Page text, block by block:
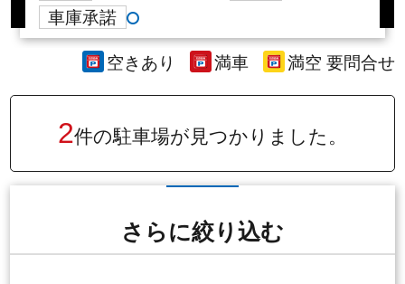
車庫承諾
空きあり 満車 満空 要問合せ
2件の駐車場が 見つかりました。
さらに絞り込む